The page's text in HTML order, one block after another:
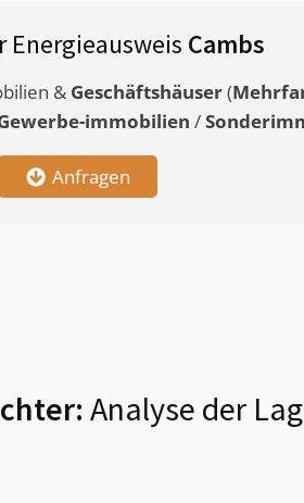
Energieausweis Cambs
& Geschäftshäuser(
immobilien /
Anfragen
Analyse der